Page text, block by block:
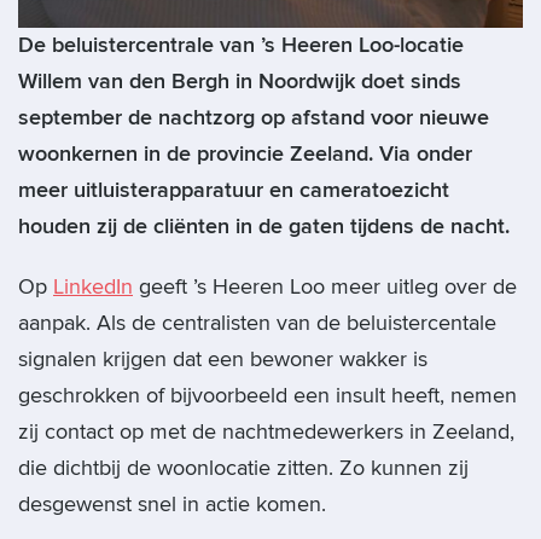
De beluistercentrale van ’s Heeren Loo-locatie
Willem van den Bergh in Noordwijk doet sinds
september de nachtzorg op afstand voor nieuwe
woonkernen in de provincie Zeeland. Via onder
meer uitluisterapparatuur en cameratoezicht
houden zij de cliënten in de gaten tijdens de nacht.
Op LinkedIn geeft ’s Heeren Loo meer uitleg over de
aanpak. Als de centralisten van de beluistercentale
signalen krijgen dat een bewoner wakker is
geschrokken of bijvoorbeeld een insult heeft, nemen
zij contact op met de nachtmedewerkers in Zeeland,
die dichtbij de woonlocatie zitten. Zo kunnen zij
desgewenst snel in actie komen.